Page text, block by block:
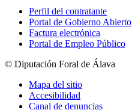
Perfil del contratante
Portal de Gobierno Abierto
Factura electrónica
Portal de Empleo Público
© Diputación Foral de Álava
Mapa del sitio
Accesibilidad
Canal de denuncias